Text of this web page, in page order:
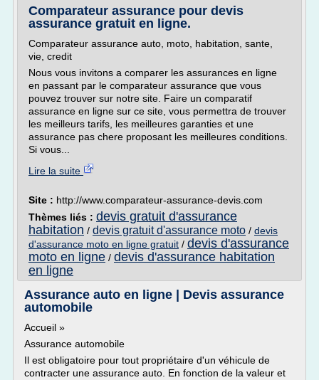
Comparateur assurance pour devis
assurance gratuit en ligne.
Comparateur assurance auto, moto, habitation, sante,
vie, credit
Nous vous invitons a comparer les assurances en ligne
en passant par le comparateur assurance que vous
pouvez trouver sur notre site. Faire un comparatif
assurance en ligne sur ce site, vous permettra de trouver
les meilleurs tarifs, les meilleures garanties et une
assurance pas chere proposant les meilleures conditions.
Si vous...
Lire la suite
Site : http://www.comparateur-assurance-devis.com
Thèmes liés : devis gratuit d'assurance
habitation / devis gratuit d'assurance moto / devis
d'assurance moto en ligne gratuit / devis d'assurance
moto en ligne / devis d'assurance habitation
en ligne
Assurance auto en ligne | Devis assurance
automobile
Accueil »
Assurance automobile
Il est obligatoire pour tout propriétaire d'un véhicule de
contracter une assurance auto. En fonction de la valeur et